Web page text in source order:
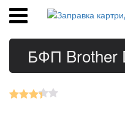
БФП Brother